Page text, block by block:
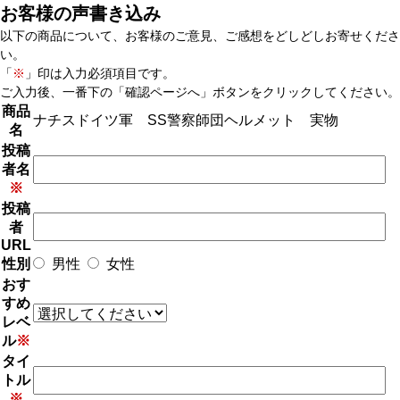
お客様の声書き込み
以下の商品について、お客様のご意見、ご感想をどしどしお寄せくださ
い。
「 ※ 」印は入力必須項目です。
ご入力後、一番下の「確認ページへ」ボタンをクリックしてください。
商品
名
ナチスドイツ軍 SS警察師団ヘルメット 実物
投稿
者名
※
投稿
者
URL
性別
男性
女性
おす
すめ
レベ
ル※
タイ
トル